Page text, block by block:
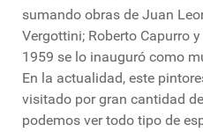
sumando obras de Juan
Vergottini; Roberto Capurro
1959 se lo inauguró como
En la actualidad, este
visitado por gran cantidad
podemos ver todo tipo de